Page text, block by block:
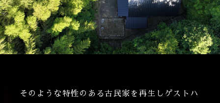
そのような特性のある古民家を再生しゲストハ